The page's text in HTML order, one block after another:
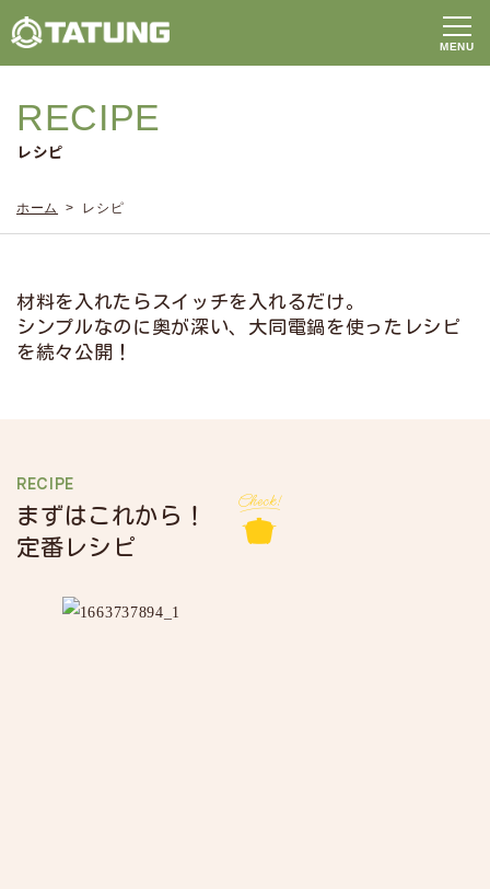
RECIPE
レシピ
ホーム > レシピ
材料を入れたらスイッチを入れるだけ。
シンプルなのに奥が深い、大同電鍋を使ったレシピ
を続々公開！
RECIPE
まずはこれから！
定番レシピ